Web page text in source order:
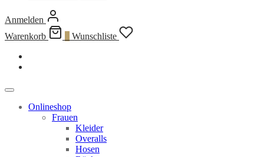
Anmelden
Warenkorb
Wunschliste
Onlineshop
Frauen
Kleider
Overalls
Hosen